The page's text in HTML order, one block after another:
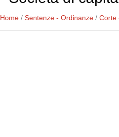
Home / Sentenze - Ordinanze / Corte